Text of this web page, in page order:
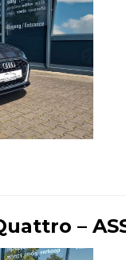
–